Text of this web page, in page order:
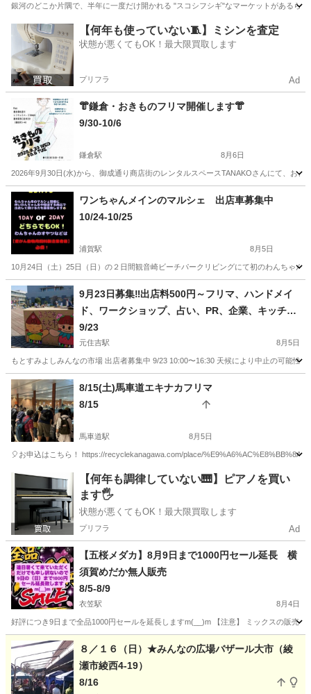
銀河のどこか片隅で、半年に一度だけ開かれる "スコシフシギ"なマーケットがあるら
神奈川 川崎市 川崎駅 フリーマーケット 会場
【何年も使っていない🧵】ミシンを査定
状態が悪くてもOK！最大限買取します
プリフラ Ad
👘鎌倉・おきものフリマ開催します👘
9/30-10/6
鎌倉駅 8月6日
2026年9月30日(水)から、御成通り商店街のレンタルスペースTANAKOさんにて、お
神奈川 鎌倉市 鎌倉駅 フリーマーケット フリマ
ワンちゃんメインのマルシェ 出店車募集中
10/24-10/25
浦賀駅 8月5日
10月24日（土）25日（日）の２日間観音崎ビーチパークリビングにて初のわんちゃ
神奈川 横須賀市 浦賀駅 フリーマーケット わんちゃん
9月23日募集‼️出店料500円～フリマ、ハンドメイ
ド、ワークショップ、占い、PR、企業、キッチン
カーラスト1台
9/23
元住吉駅 8月5日
もとすみよしみんなの市場 出店者募集中 9/23 10:00〜16:30 天候により中止の可能性
神奈川 川崎市 元住吉駅 フリーマーケット
8/15(土)馬車道エキナカフリマ
8/15
馬車道駅 8月5日
🎈お申込はこちら！ https://recyclekanagawa.com/place/
神奈川 馬車道駅 フリーマーケット 会場
【何年も調律していない🎹】ピアノを買い
ます🖐️
状態が悪くてもOK！最大限買取します
プリフラ Ad
【五桜メダカ】8月9日まで1000円セール延長 横
須賀めだか無人販売
8/5-8/9
衣笠駅 8月4日
好評につき9日まで全品1000円セールを延長しますm(__)m 【注意】 ミックスの販売
神奈川 横須賀市 衣笠駅 フリーマーケット メダカ
８／１６（日）★みんなの広場バザール大市（綾
瀬市綾西4-19）
8/16